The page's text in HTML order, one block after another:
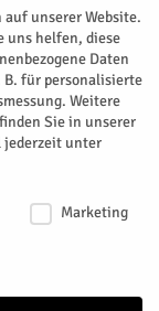
auf unserer Website.
uns helfen, diese
Daten
B. für personalisierte
Weitere
Sie in unserer
jederzeit unter
Marketing